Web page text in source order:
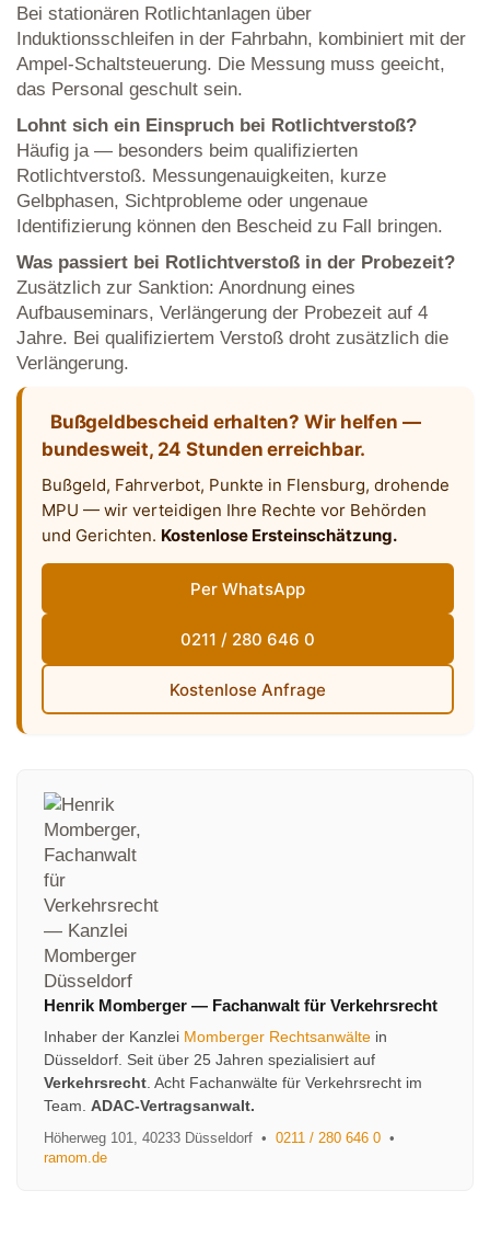
Bei stationären Rotlichtanlagen über
Induktionsschleifen in der Fahrbahn, kombiniert mit der
Ampel-Schaltsteuerung. Die Messung muss geeicht,
das Personal geschult sein.
Lohnt sich ein Einspruch bei Rotlichtverstoß?
Häufig ja — besonders beim qualifizierten
Rotlichtverstoß. Messungenauigkeiten, kurze
Gelbphasen, Sichtprobleme oder ungenaue
Identifizierung können den Bescheid zu Fall bringen.
Was passiert bei Rotlichtverstoß in der Probezeit?
Zusätzlich zur Sanktion: Anordnung eines
Aufbauseminars, Verlängerung der Probezeit auf 4
Jahre. Bei qualifiziertem Verstoß droht zusätzlich die
Verlängerung.
Bußgeldbescheid erhalten? Wir helfen —
bundesweit, 24 Stunden erreichbar.
Bußgeld, Fahrverbot, Punkte in Flensburg, drohende
MPU — wir verteidigen Ihre Rechte vor Behörden
und Gerichten. Kostenlose Ersteinschätzung.
Per WhatsApp
0211 / 280 646 0
Kostenlose Anfrage
Henrik Momberger — Fachanwalt für Verkehrsrecht
Inhaber der Kanzlei Momberger Rechtsanwälte in
Düsseldorf. Seit über 25 Jahren spezialisiert auf
Verkehrsrecht . Acht Fachanwälte für Verkehrsrecht im
Team. ADAC-Vertragsanwalt.
Höherweg 101, 40233 Düsseldorf • 0211 / 280 646 0 •
ramom.de